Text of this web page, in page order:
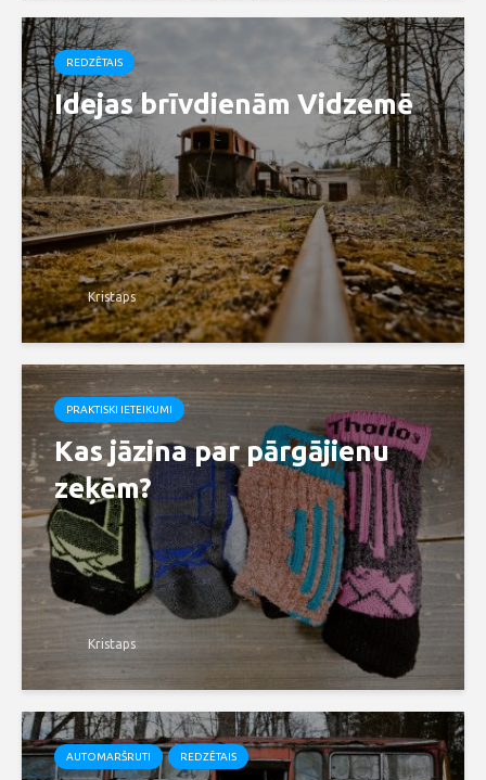
REDZĒTAIS
Idejas brīvdienām Vidzemē
Kristaps
PRAKTISKI IETEIKUMI
Kas jāzina par pārgājienu
zeķēm?
Kristaps
AUTOMARŠRUTI REDZĒTAIS